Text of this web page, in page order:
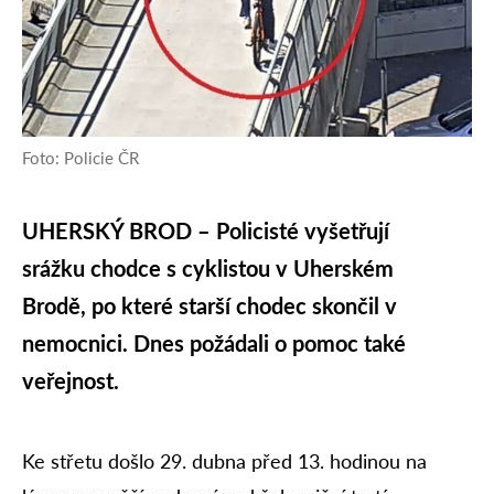
Foto: Policie ČR
UHERSKÝ BROD – Policisté vyšetřují
srážku chodce s cyklistou v Uherském
Brodě, po které starší chodec skončil v
nemocnici. Dnes požádali o pomoc také
veřejnost.
Ke střetu došlo 29. dubna před 13. hodinou na